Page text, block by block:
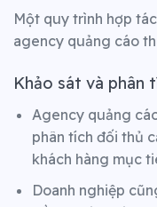
Một quy trình hợp
agency quảng cáo
Khảo sát và phân
Agency quảng
phân tích đối thủ
khách hàng mục
Doanh nghiệp